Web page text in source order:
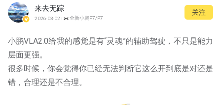
来去无踪
2026-03-02 全新小鹏P7/P7
关注
小鹏VLA2.0给我的感觉是有“灵魂”的辅助驾驶，不只是能力
层面更强。
很多时候，你会觉得你已经无法判断它这么开到底是对还是
错，合理还是不合理。